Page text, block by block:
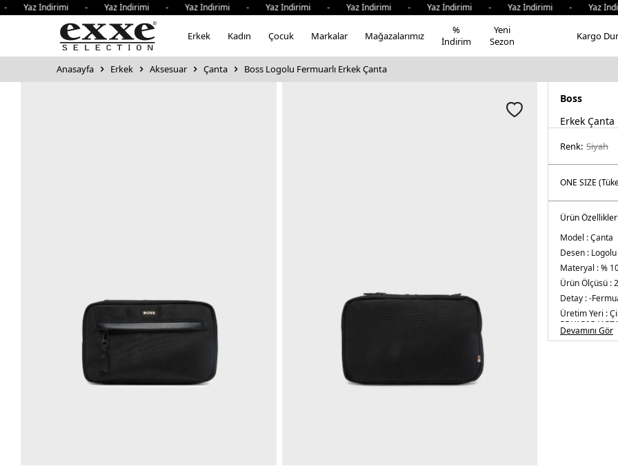
İndirimi - Yaz İndirimi - Yaz İndirimi - Yaz İndirimi - Yaz İndirimi - Yaz İndirimi - Yaz İndirimi -
Erkek Kadın Çocuk Markalar Mağazalarımız
%
İndirim
Yeni
Sezon
Kargo
Anasayfa Erkek Aksesuar Çanta Boss Logolu Fermuarlı Erkek Çanta
Boss
Erkek Çanta
Renk: si̇yah
Ürün Özellikleri
Model :Çanta
Desen : Logolu
Materyal :%
Ürün Ölçüsü :
Detay :-
Üretim Yeri :
Devamını Gör